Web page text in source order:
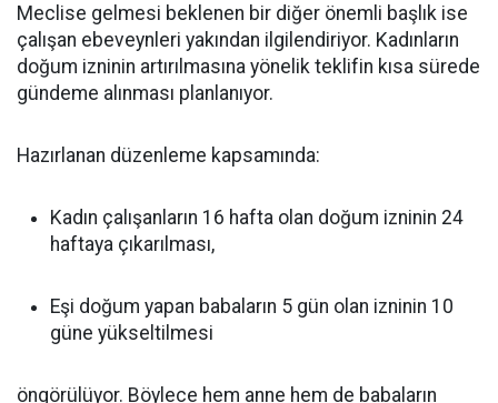
Meclise gelmesi beklenen bir diğer önemli başlık ise
çalışan ebeveynleri yakından ilgilendiriyor. Kadınların
doğum izninin artırılmasına yönelik teklifin kısa sürede
gündeme alınması planlanıyor.
Hazırlanan düzenleme kapsamında:
Kadın çalışanların 16 hafta olan doğum izninin 24
haftaya çıkarılması,
Eşi doğum yapan babaların 5 gün olan izninin 10
güne yükseltilmesi
öngörülüyor. Böylece hem anne hem de babaların